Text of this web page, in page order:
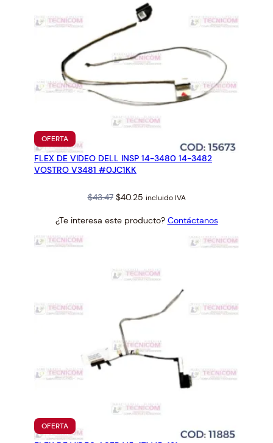
OFERTAPRODUCTO
EN
OFERTA
FLEX DE VIDEO DELL INSP 14-3480 14-3482
VOSTRO V3481 #0JC1KK
$43.47 Original
was:
$40.25Current
is:
incluido IVA
¿Te interesa este producto? Contáctanos
OFERTAPRODUCTO
EN